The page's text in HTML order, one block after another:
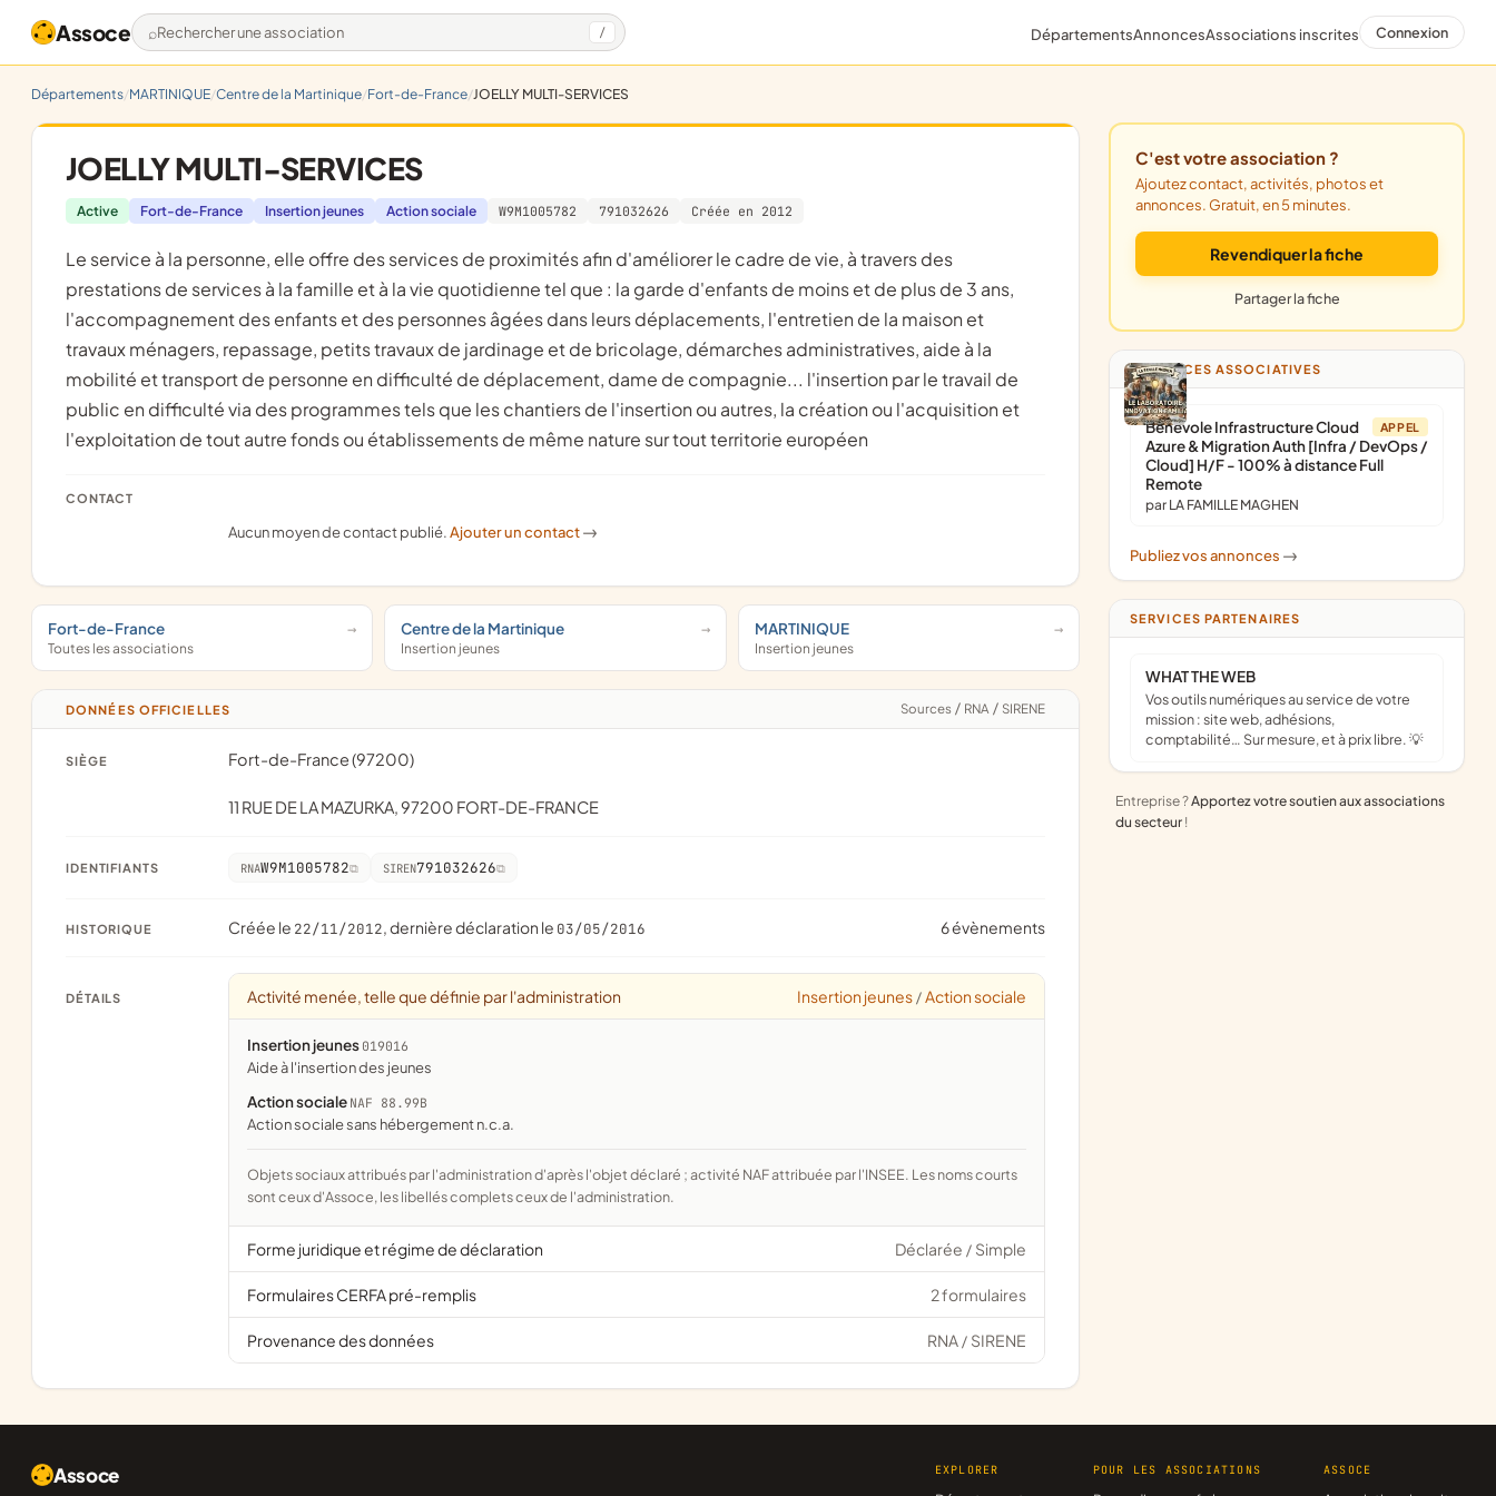
Assoce Rechercher une association / DépartementsAnnoncesAssociations inscrites Connexion
Départements MARTINIQUE Centre de la Martinique Fort-de-France JOELLY MULTI-SERVICES
JOELLY MULTI-SERVICES
Active Fort-de-France Insertion jeunes Action sociale W9M1005782 791032626 Créée en 2012
le service à la personne, elle offre des services de proximités afin d'améliorer le cadre de vie, à travers des
prestations de services à la famille et à la vie quotidienne tel que : la garde d'enfants de moins et de plus de 3 ans,
l'accompagnement des enfants et des personnes âgées dans leurs déplacements, l'entretien de la maison et
travaux ménagers, repassage, petits travaux de jardinage et de bricolage, démarches administratives, aide à la
mobilité et transport de personne en difficulté de déplacement, dame de compagnie... l'insertion par le travail de
public en difficulté via des programmes tels que les chantiers de l'insertion ou autres, la création ou l'acquisition et
l'exploitation de tout autre fonds ou établissements de même nature sur tout territorie européen
CONTACT
Aucun moyen de contact publié.Ajouter un contact ->
Fort-de-France
Toutes les associations
Centre de la Martinique
Insertion jeunes
MARTINIQUE
Insertion jeunes
DONNÉES OFFICIELLES Sources / RNA / SIRENE
SIÈGE Fort-de-France (97200)
11 RUE DE LA MAZURKA, 97200 FORT-DE-FRANCE
IDENTIFIANTS RNAW9M1005782 SIREN791032626
HISTORIQUE Créée le 22/11/2012, dernière déclaration le 03/05/2016 6 évènements
DÉTAILS Activité menée, telle que définie par l'administration Insertion jeunes / Action sociale
Insertion jeunes 019016
aide à l'insertion des jeunes
Action sociale NAF 88.99B
Action sociale sans hébergement n.c.a.
Objets sociaux attribués par l'administration d'après l'objet déclaré ; activité NAF attribuée par l'INSEE. Les noms courts
sont ceux d'Assoce, les libellés complets ceux de l'administration.
Forme juridique et régime de déclaration Déclarée / Simple
Formulaires CERFA pré-remplis 2 formulaires
Provenance des données RNA / SIRENE
C'est votre association ?
Ajoutez contact, activités, photos et
annonces. Gratuit, en 5 minutes.
Revendiquer la fiche
Partager la fiche
ANNONCES ASSOCIATIVES
APPEL
Bénévole Infrastructure Cloud
Azure & Migration Auth [Infra / DevOps /
Cloud] H/F - 100% à distance Full
Remote
par LA FAMILLE MAGHEN
Publiez vos annonces ->
SERVICES PARTENAIRES
WHAT THE WEB
Vos outils numériques au service de votre
mission : site web, adhésions,
comptabilité… Sur mesure, et à prix libre. 💡
Entreprise ?Apportez votre soutien aux associations
du secteur !
Assoce EXPLORER POUR LES ASSOCIATIONS ASSOCE